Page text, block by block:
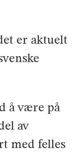
er aktuelt
å være på
av
med felles